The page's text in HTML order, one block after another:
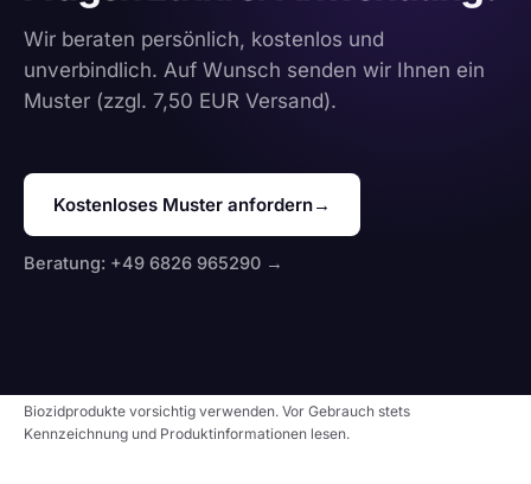
Wir beraten persönlich, kostenlos und
unverbindlich. Auf Wunsch senden wir Ihnen ein
Muster (zzgl. 7,50 EUR Versand).
Kostenloses Muster anfordern→
Beratung: +49 6826 965290 →
Biozidprodukte vorsichtig verwenden. Vor Gebrauch stets
Kennzeichnung und Produktinformationen lesen.